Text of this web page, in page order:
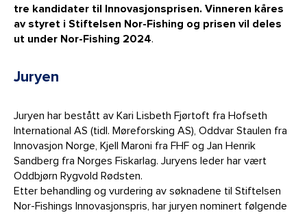
tre kandidater til Innovasjonsprisen. Vinneren kåres
av styret i Stiftelsen Nor-Fishing og prisen vil deles
ut under Nor-Fishing 2024.
Juryen
Juryen har bestått av Kari Lisbeth Fjørtoft fra Hofseth
International AS (tidl. Møreforsking AS), Oddvar Staulen fra
Innovasjon Norge, Kjell Maroni fra FHF og Jan Henrik
Sandberg fra Norges Fiskarlag. Juryens leder har vært
Oddbjørn Rygvold Rødsten.
Etter behandling og vurdering av søknadene til Stiftelsen
Nor-Fishings Innovasjonspris, har juryen nominert følgende